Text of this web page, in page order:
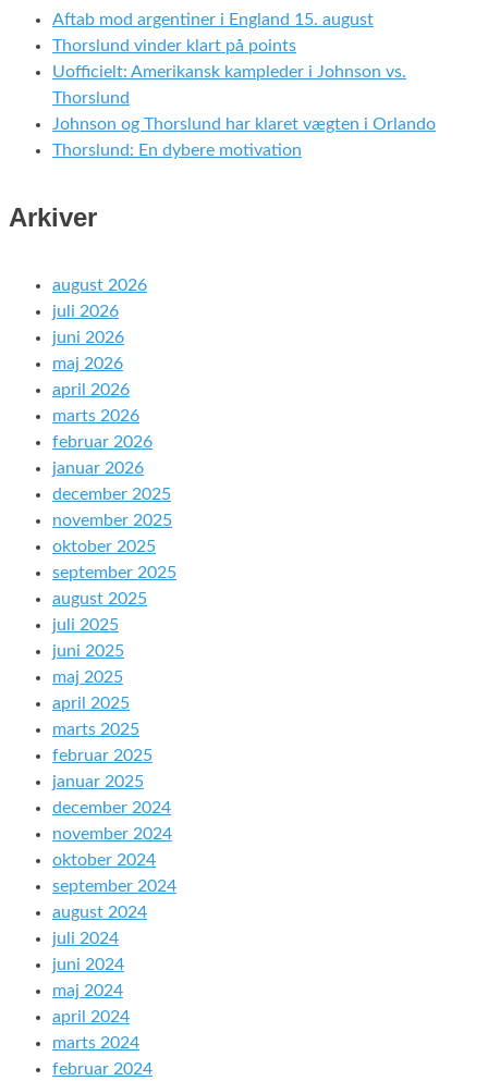
Aftab mod argentiner i England 15. august
Thorslund vinder klart på points
Uofficielt: Amerikansk kampleder i Johnson vs.
Thorslund
Johnson og Thorslund har klaret vægten i Orlando
Thorslund: En dybere motivation
Arkiver
august 2026
juli 2026
juni 2026
maj 2026
april 2026
marts 2026
februar 2026
januar 2026
december 2025
november 2025
oktober 2025
september 2025
august 2025
juli 2025
juni 2025
maj 2025
april 2025
marts 2025
februar 2025
januar 2025
december 2024
november 2024
oktober 2024
september 2024
august 2024
juli 2024
juni 2024
maj 2024
april 2024
marts 2024
februar 2024